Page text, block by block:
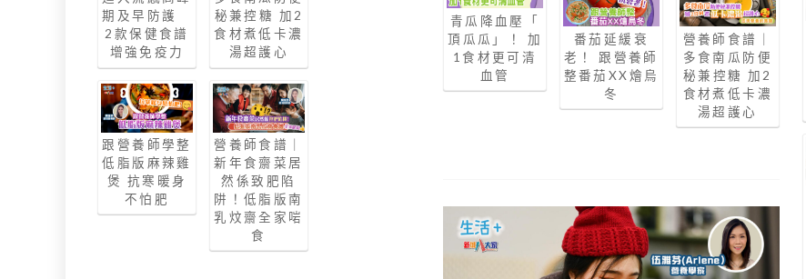
青瓜降血壓「
頂瓜瓜」！ 加
1食材更可清
血管
番茄延緩衰
老！ 跟營養師
整番茄XX燴烏
冬
營養師食譜｜
多食南瓜防便
秘兼控糖 加2
食材煮低卡濃
湯超護心
期及早防護
2款保健食譜
增強免疫力
跟營養師學整
低脂版麻辣雞
煲 抗寒暖身
不怕肥
秘兼控糖 加2
食材煮低卡濃
湯超護心
營養師食譜｜
新年食齋菜居
然係致肥陷
阱！低脂版南
乳炆齋全家啱
食